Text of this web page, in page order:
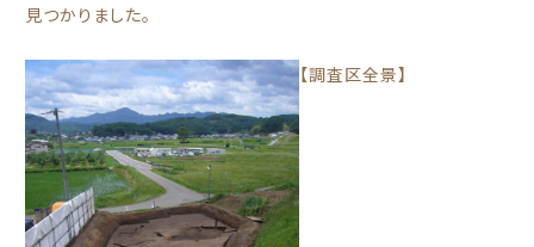
見つかりました。
【調査区全景】